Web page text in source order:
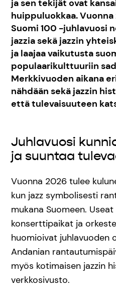
ja sen tekijät ovat
huippuluokkaa.
Suomi 100 -juhlavuosi
jazzia sekä jazzin
ja laajaa vaikutusta
populaarikulttuuriin
Merkkivuoden aikana
nähdään sekä jazzin
että tulevaisuuteen
Juhlavuosi
ja suuntaa
Vuonna 2026 tulee
kun jazz symbolisesti
mukana Suomeen.
konserttipaikat ja
huomioivat juhlavuoden
Andanian
myös kotimaisen jazzin
verkkosivusto.